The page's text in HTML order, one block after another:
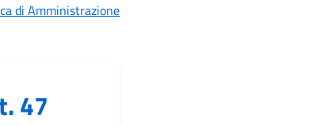
di Amministrazione
47